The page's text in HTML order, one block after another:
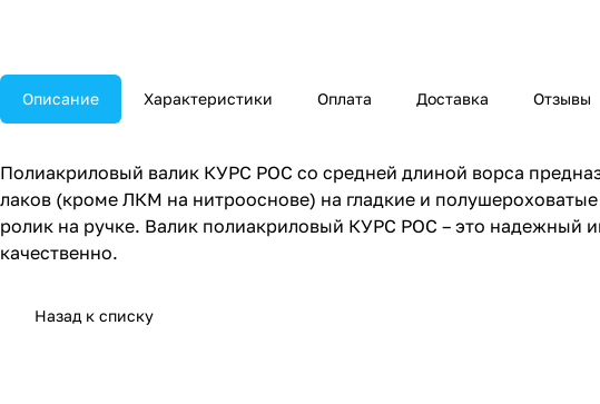
Описание Характеристики Оплата Доставка Отзывы
Полиакриловый валик КУРС РОС со средней длиной ворса
лаков (кроме ЛКМ на нитрооснове) на гладкие и
ролик на ручке. Валик полиакриловый КУРС РОС – это надежный
качественно.
Назад к списку